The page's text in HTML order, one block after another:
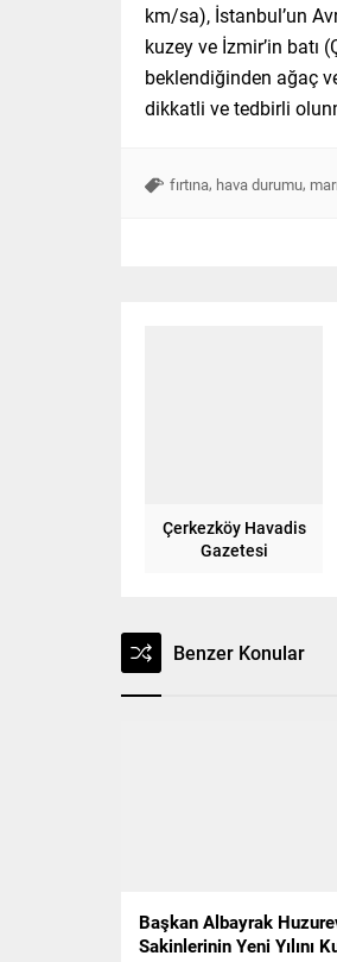
km/sa), İstanbul’un
kuzey ve İzmir’in batı
beklendiğinden ağaç
dikkatli ve tedbirli
fırtına, hava durumu,
Çerkezköy Havadis
Gazetesi
Benzer Konular
Başkan Albayrak
Sakinlerinin Yeni Yılını